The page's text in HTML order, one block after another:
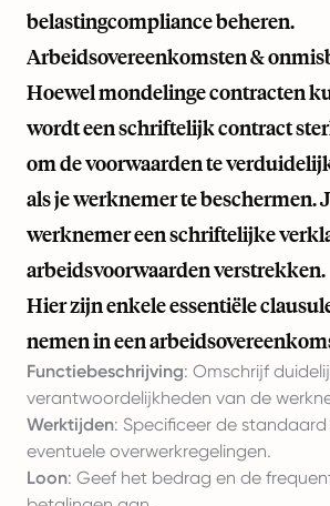
belastingcompliance beheren.
Arbeidsovereenkomsten &
Hoewel mondelinge contracten
wordt een schriftelijk contract
om de voorwaarden te
als je werknemer te beschermen.
werknemer een schriftelijke
arbeidsvoorwaarden verstrekken.
Hier zijn enkele essentiële
nemen in een
Functiebeschrijving: Omschrijf
verantwoordelijkheden van de
Werktijden: Specificeer de standaard
eventuele overwerkregelingen.
Loon: Geef het bedrag en de